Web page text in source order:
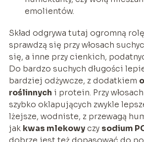
emolientów.
Skład odgrywa tutaj ogromną
sprawdzą się przy włosach
się, a inne przy cienkich,
Do bardzo suchych długości
bardziej odżywcze, z dodatkiem
roślinnych i protein. Przy
szybko oklapujących zwykle
lżejsze, wodniste, z przewagą
jak kwas mlekowyczy sodium